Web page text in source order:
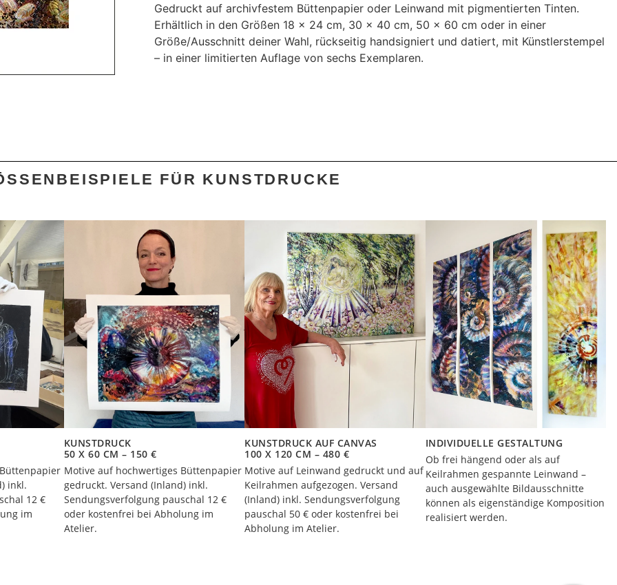
Gedruckt auf archivfestem Büttenpapier oder Leinwand mit pigmentierten Tinten.
Erhältlich in den Größen 18 x 24 cm, 30 x 40 cm, 50 x 60 cm oder in einer
Größe/Ausschnitt deiner Wahl, rückseitig handsigniert und datiert, mit Künstlerstempel
– in einer limitierten Auflage von sechs Exemplaren.
FÜR KUNSTDRUCKE
inkl.
12 €
im
KUNSTDRUCK
50 X 60 CM – 150 €
Motive auf hochwertiges Büttenpapier
gedruckt. Versand (Inland) inkl.
Sendungsverfolgung pauschal 12 €
oder kostenfrei bei Abholung im
Atelier.
KUNSTDRUCK AUF CANVAS
100 X 120 CM – 480 €
Motive auf Leinwand gedruckt und auf
Keilrahmen aufgezogen. Versand
(Inland) inkl. Sendungsverfolgung
pauschal 50 € oder kostenfrei bei
Abholung im Atelier.
INDIVIDUELLE GESTALTUNG
Ob frei hängend oder als auf
Keilrahmen gespannte Leinwand –
auch ausgewählte Bildausschnitte
können als eigenständige Komposition
realisiert werden.